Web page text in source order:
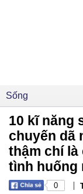
Sống
10 kĩ năng
chuyến dã
thậm chí là
tình huống
0 |